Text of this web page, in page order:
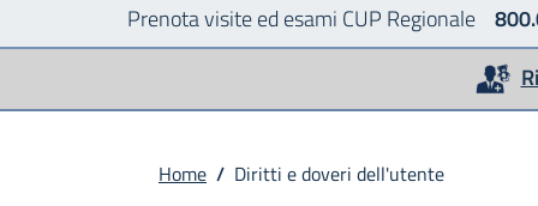
Prenota visite ed esami CUP Regionale
Home / Diritti e doveri dell'utente